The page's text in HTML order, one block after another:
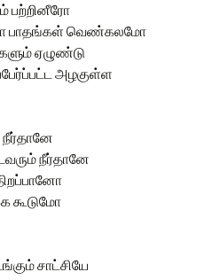
பற்றினீரோ
பாதங்கள் வெண்கலமோ
ஏழுண்டு
அழகுள்ள
நீர்தானே
நீர்தானே
கூடுமோ
சாட்சியே